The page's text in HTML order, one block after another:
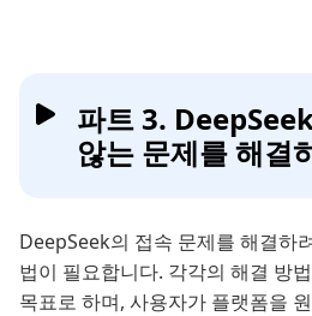
파트 3.
않는 문제를 해결
DeepSeek의 접속 문제를 해결하
법이 필요합니다. 각각의 해결 방
목표로 하며, 사용자가 플랫폼을